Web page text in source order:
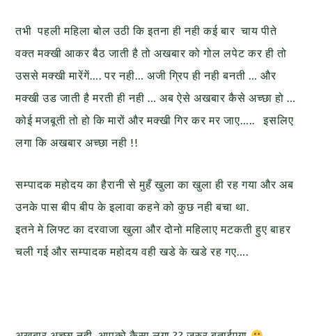
तभी पहली महिला बोल उठी कि इतना ही नही कई बार चाय पीते
वक्त मक्खी आकर बैठ जाती है तो अखबार को गोल लपेट कर ही तो
उससे मक्खी मारेंगें…. पर नही… अजी ग्रिप ही नही बनती … और
मक्खी उड जाती है मरती ही नही … अब ऐसे अखबार कैसे अच्छा हो …
कोई मजबूती तो हो कि मारों और मक्खी गिर कर मर जाए….. इसलिए
लगा कि अखबार अच्छा नही !!
सम्पादक महोदय का हैरानी से मुहँ खुला का खुला ही रह गया और अब
उनके पास बीप बीप के इलावा कहने को कुछ नही बचा था.
इतने मे लिफ्ट का दरवाजा खुला और दोनो महिलाए मटकती हुए बाहर
चली गई और सम्पादक महोदय वही खडे के खडे रह गए….